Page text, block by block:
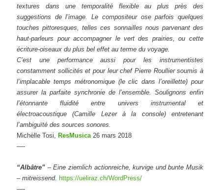
textures dans une temporalité flexible au plus près des
suggestions de l’image. Le compositeur ose parfois quelques
touches pittoresques, telles ces sonnailles nous parvenant des
haut-parleurs pour accompagner le vert des prairies, ou cette
écriture-oiseaux du plus bel effet au terme du voyage.
C’est une performance aussi pour les instrumentistes
constamment sollicités et pour leur chef Pierre Roulliersoumis à
l’implacable temps métronomique (le clic dans l’oreillette) pour
assurer la parfaite synchronie de l’ensemble. Soulignons enfin
l’étonnante fluidité entre univers instrumental et
électroacoustique (Camille Lezer à la console) entretenant
l’ambiguïté des sources sonores.
Michèlle Tosi, ResMusica26 mars 2018
—-
“Albâtre” – Eine ziemlich actionreiche, kurvige und bunte Musik
– mitreissend. https://ueliraz.ch/WordPress/
—-